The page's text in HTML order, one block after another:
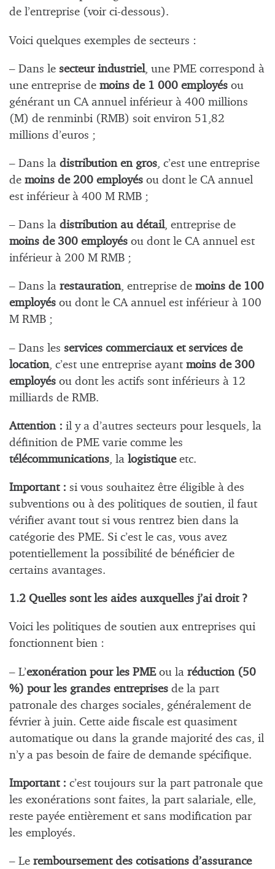
de l’entreprise (voir ci-dessous).
Voici quelques exemples de secteurs :
– Dans le secteur industriel, une PME correspond à
une entreprise de moins de 1 000 employés ou
générant un CA annuel inférieur à 400 millions
(M) de renminbi (RMB) soit environ 51,82
millions d’euros ;
– Dans la distribution en gros, c’est une entreprise
de moins de 200 employés ou dont le CA annuel
est inférieur à 400 M RMB ;
– Dans la distribution au détail, entreprise de
moins de 300 employés ou dont le CA annuel est
inférieur à 200 M RMB ;
– Dans la restauration, entreprise de moins de 100
employés ou dont le CA annuel est inférieur à 100
M RMB ;
– Dans les services commerciaux et services de
location, c’est une entreprise ayant moins de 300
employés ou dont les actifs sont inférieurs à 12
milliards de RMB.
Attention : il y a d’autres secteurs pour lesquels, la
définition de PME varie comme les
télécommunications , la logistiqueetc.
Important : si vous souhaitez être éligible à des
subventions ou à des politiques de soutien, il faut
vérifier avant tout si vous rentrez bien dans la
catégorie des PME. Si c’est le cas, vous avez
potentiellement la possibilité de bénéficier de
certains avantages.
1.2 Quelles sont les aides auxquelles j’ai droit ?
Voici les politiques de soutien aux entreprises qui
fonctionnent bien :
– L’exonération pour les PME ou la réduction (50
%) pour les grandes entreprises de la part
patronale des charges sociales, généralement de
février à juin. Cette aide fiscale est quasiment
automatique ou dans la grande majorité des cas, il
n’y a pas besoin de faire de demande spécifique.
Important : c’est toujours sur la part patronale que
les exonérations sont faites, la part salariale, elle,
reste payée entièrement et sans modification par
les employés.
– Le remboursement des cotisations d’assurance